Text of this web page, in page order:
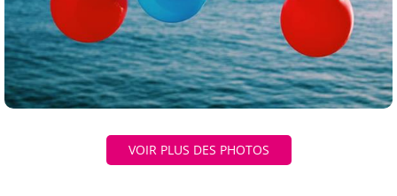
VOIR PLUS DES PHOTOS